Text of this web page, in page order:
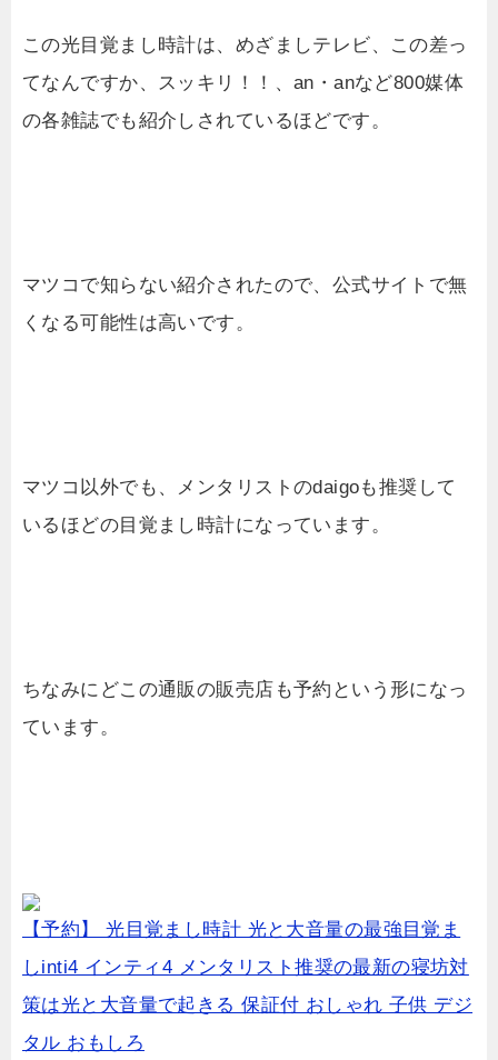
この光目覚まし時計は、めざましテレビ、この差っ
てなんですか、スッキリ！！、an・anなど800媒体
の各雑誌でも紹介しされているほどです。
マツコで知らない紹介されたので、公式サイトで無
くなる可能性は高いです。
マツコ以外でも、メンタリストのdaigoも推奨して
いるほどの目覚まし時計になっています。
ちなみにどこの通販の販売店も予約という形になっ
ています。
【予約】 光目覚まし時計 光と大音量の最強目覚ま
しinti4 インティ4 メンタリスト推奨の最新の寝坊対
策は光と大音量で起きる 保証付 おしゃれ 子供 デジ
タル おもしろ